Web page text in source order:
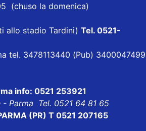
(chuso la domenica)
allo stadio Tardini) Tel. 0521-
tel. 3478113440 (Pub) 3400047499
info: 0521 253921
- Parma Tel. 0521 64 81 65
(PR) T 0521 207165